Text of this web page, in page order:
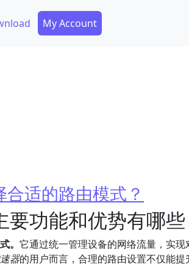
Secondary Menu
My Account
适的路由模式？
功能和优势有哪些
。 它通过统一管理设备的网络流量，实现
器的用户而言，合理的路由设置不仅能提